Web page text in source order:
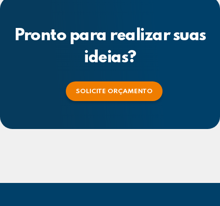
Pronto para realizar suas
ideias?
SOLICITE ORÇAMENTO